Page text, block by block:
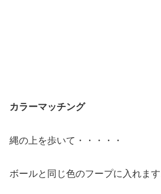
カラーマッチング
縄の上を歩いて・・・・・
ボールと同じ色のフープに入れます